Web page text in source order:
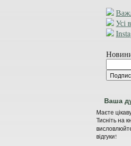
Усі
Ваша
Маєте
Тисніть на
відгуки!